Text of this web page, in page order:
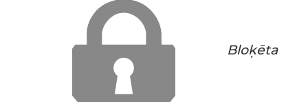
Bloķēta